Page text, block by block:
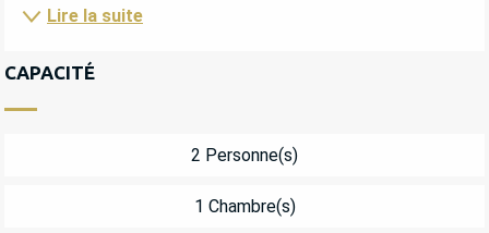
Lire la suite
CAPACITÉ
2 Personne(s)
1 Chambre(s)